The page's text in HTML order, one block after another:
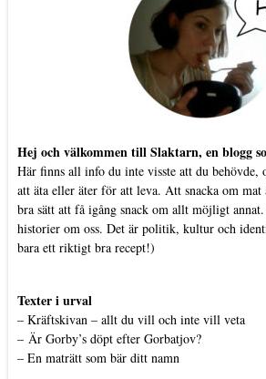
Hej och välkommen till Slaktarn, en blogg
Här finns all info du inte visste att du behövde,
att äta eller äter för att leva. Att snacka om
bra sätt att få igång snack om allt möjligt
historier om oss. Det är politik, kultur och
bara ett riktigt bra recept!)
Texter i urval
– Kräftskivan – allt du vill och inte vill veta
– Är Gorby’s döpt efter Gorbatjov?
– En maträtt som bär ditt namn